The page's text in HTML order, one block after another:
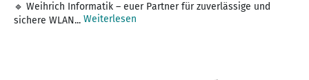
🔹 Weihrich Informatik – euer Partner für zuverlässige und
sichere WLAN... Weiterlesen